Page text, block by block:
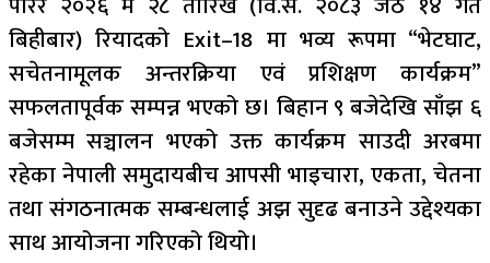
बिहीबार) रियादको Exit–18 मा भव्य रूपमा “भेटघाट,
सचेतनामूलक अन्तरक्रिया एवं प्रशिक्षण कार्यक्रम”
सफलतापूर्वक सम्पन्न भएको छ। बिहान ९ बजेदेखि साँझ ६
बजेसम्म सञ्चालन भएको उक्त कार्यक्रम साउदी अरबमा
रहेका नेपाली समुदायबीच आपसी भाइचारा, एकता, चेतना
तथा संगठनात्मक सम्बन्धलाई अझ सुदृढ बनाउने उद्देश्यका
साथ आयोजना गरिएको थियो।